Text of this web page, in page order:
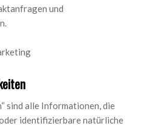
und
sind alle Informationen, die
identifizierbare natürliche